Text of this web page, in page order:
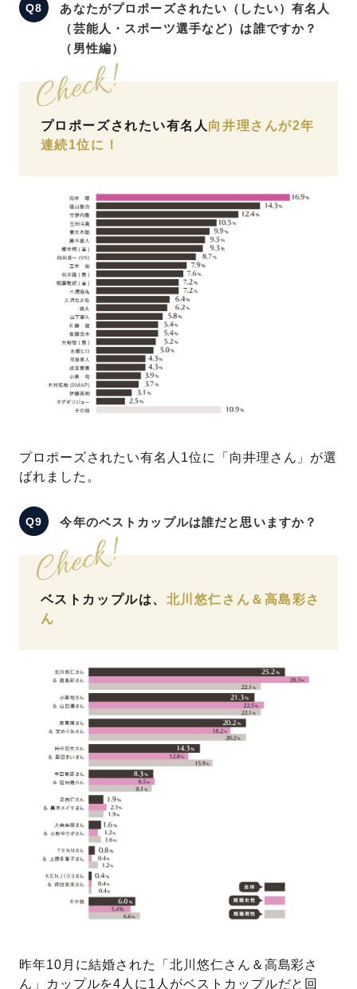
あなたがプロポーズされたい（したい）有名人
（芸能人・スポーツ選手など）は誰ですか？
（男性編）
プロポーズされたい有名人向井理さんが2年
連続1位に！
プロポーズされたい有名人1位に「向井理さん」が選
ばれました。
今年のベストカップルは誰だと思いますか？
ベストカップルは、 北川悠仁さん＆高島彩さ
ん
昨年10月に結婚された「北川悠仁さん＆高島彩さ
ん」カップルを4人に1人がベストカップルだと回